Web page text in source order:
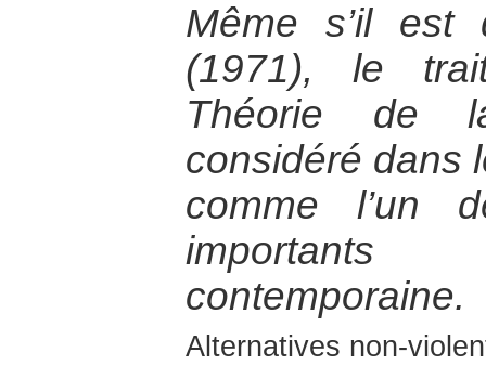
Même s’il est
(1971), le
Théorie de
considéré dans
comme l’un
importants
contemporaine.
Alternatives non-